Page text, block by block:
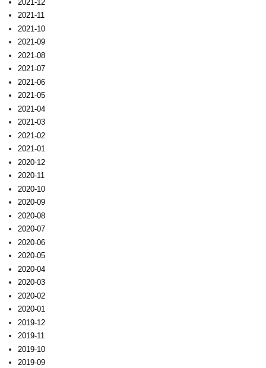
2021-12
2021-11
2021-10
2021-09
2021-08
2021-07
2021-06
2021-05
2021-04
2021-03
2021-02
2021-01
2020-12
2020-11
2020-10
2020-09
2020-08
2020-07
2020-06
2020-05
2020-04
2020-03
2020-02
2020-01
2019-12
2019-11
2019-10
2019-09